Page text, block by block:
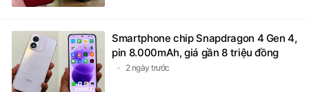
pin 8.000mAh, giá gần 8 triệu đồng
2 ngày trước